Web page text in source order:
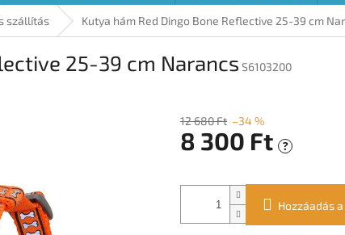
szállítás Kutya hám Red Dingo Bone Reflective 25-39 cm
25-39 cm Narancs S6103200
12 680 Ft –34 %
8 300 Ft ?
Hozzáadás